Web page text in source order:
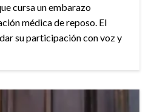
cursa un embarazo
médica de reposo. El
su participación con voz y